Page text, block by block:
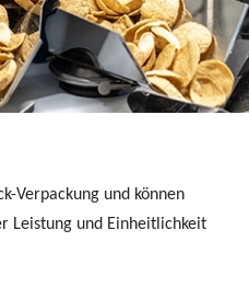
Verpackung und können
Leistung und Einheitlichkeit